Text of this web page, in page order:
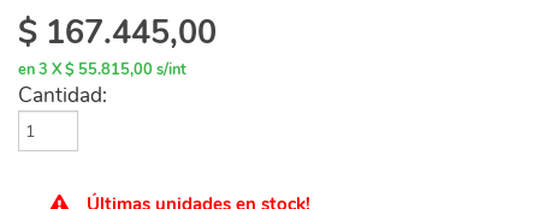
$ 167.445,00
en 3 X $ 55.815,00 s/int
Cantidad:
Últimas unidades en stock!